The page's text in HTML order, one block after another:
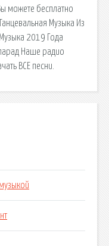
можете бесплатно
Музыка Из
2019 Года
Наше радио
ВСЕ песни.